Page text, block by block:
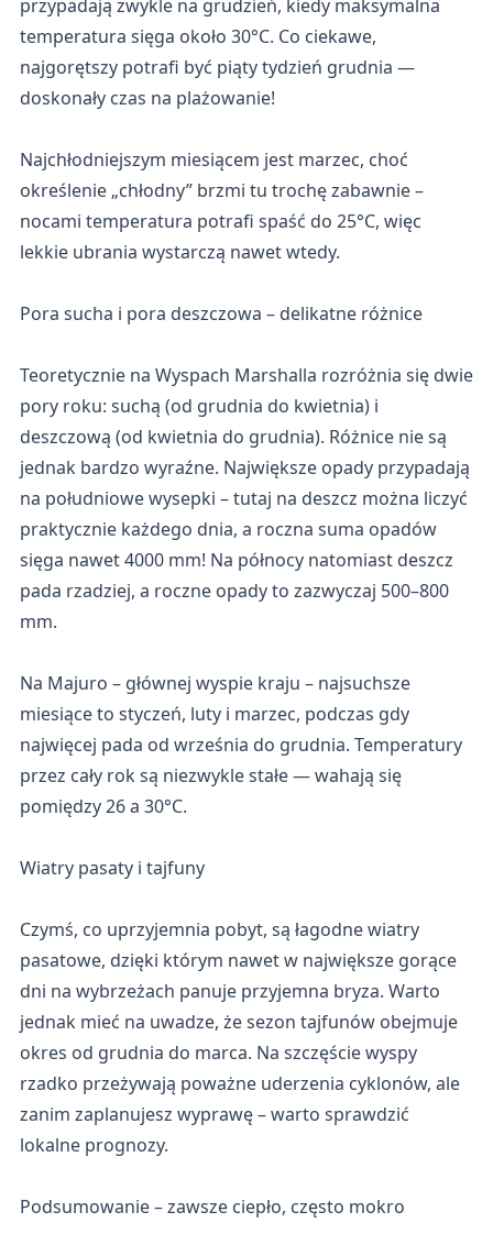
przypadają zwykle na grudzień, kiedy maksymalna
temperatura sięga około 30°C. Co ciekawe,
najgorętszy potrafi być piąty tydzień grudnia —
doskonały czas na plażowanie!
Najchłodniejszym miesiącem jest marzec, choć
określenie „chłodny” brzmi tu trochę zabawnie –
nocami temperatura potrafi spaść do 25°C, więc
lekkie ubrania wystarczą nawet wtedy.
Pora sucha i pora deszczowa – delikatne różnice
Teoretycznie na Wyspach Marshalla rozróżnia się dwie
pory roku: suchą (od grudnia do kwietnia) i
deszczową (od kwietnia do grudnia). Różnice nie są
jednak bardzo wyraźne. Największe opady przypadają
na południowe wysepki – tutaj na deszcz można liczyć
praktycznie każdego dnia, a roczna suma opadów
sięga nawet 4000 mm! Na północy natomiast deszcz
pada rzadziej, a roczne opady to zazwyczaj 500–800
mm.
Na Majuro – głównej wyspie kraju – najsuchsze
miesiące to styczeń, luty i marzec, podczas gdy
najwięcej pada od września do grudnia. Temperatury
przez cały rok są niezwykle stałe — wahają się
pomiędzy 26 a 30°C.
Wiatry pasaty i tajfuny
Czymś, co uprzyjemnia pobyt, są łagodne wiatry
pasatowe, dzięki którym nawet w największe gorące
dni na wybrzeżach panuje przyjemna bryza. Warto
jednak mieć na uwadze, że sezon tajfunów obejmuje
okres od grudnia do marca. Na szczęście wyspy
rzadko przeżywają poważne uderzenia cyklonów, ale
zanim zaplanujesz wyprawę – warto sprawdzić
lokalne prognozy.
Podsumowanie – zawsze ciepło, często mokro